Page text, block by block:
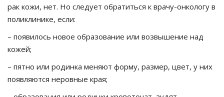
рак кожи, нет. Но следует обратиться к врачу-онкологу в
поликлинике, если:
– появилось новое образование или возвышение над
кожей;
– пятно или родинка меняют форму, размер, цвет, у них
появляются неровные края;